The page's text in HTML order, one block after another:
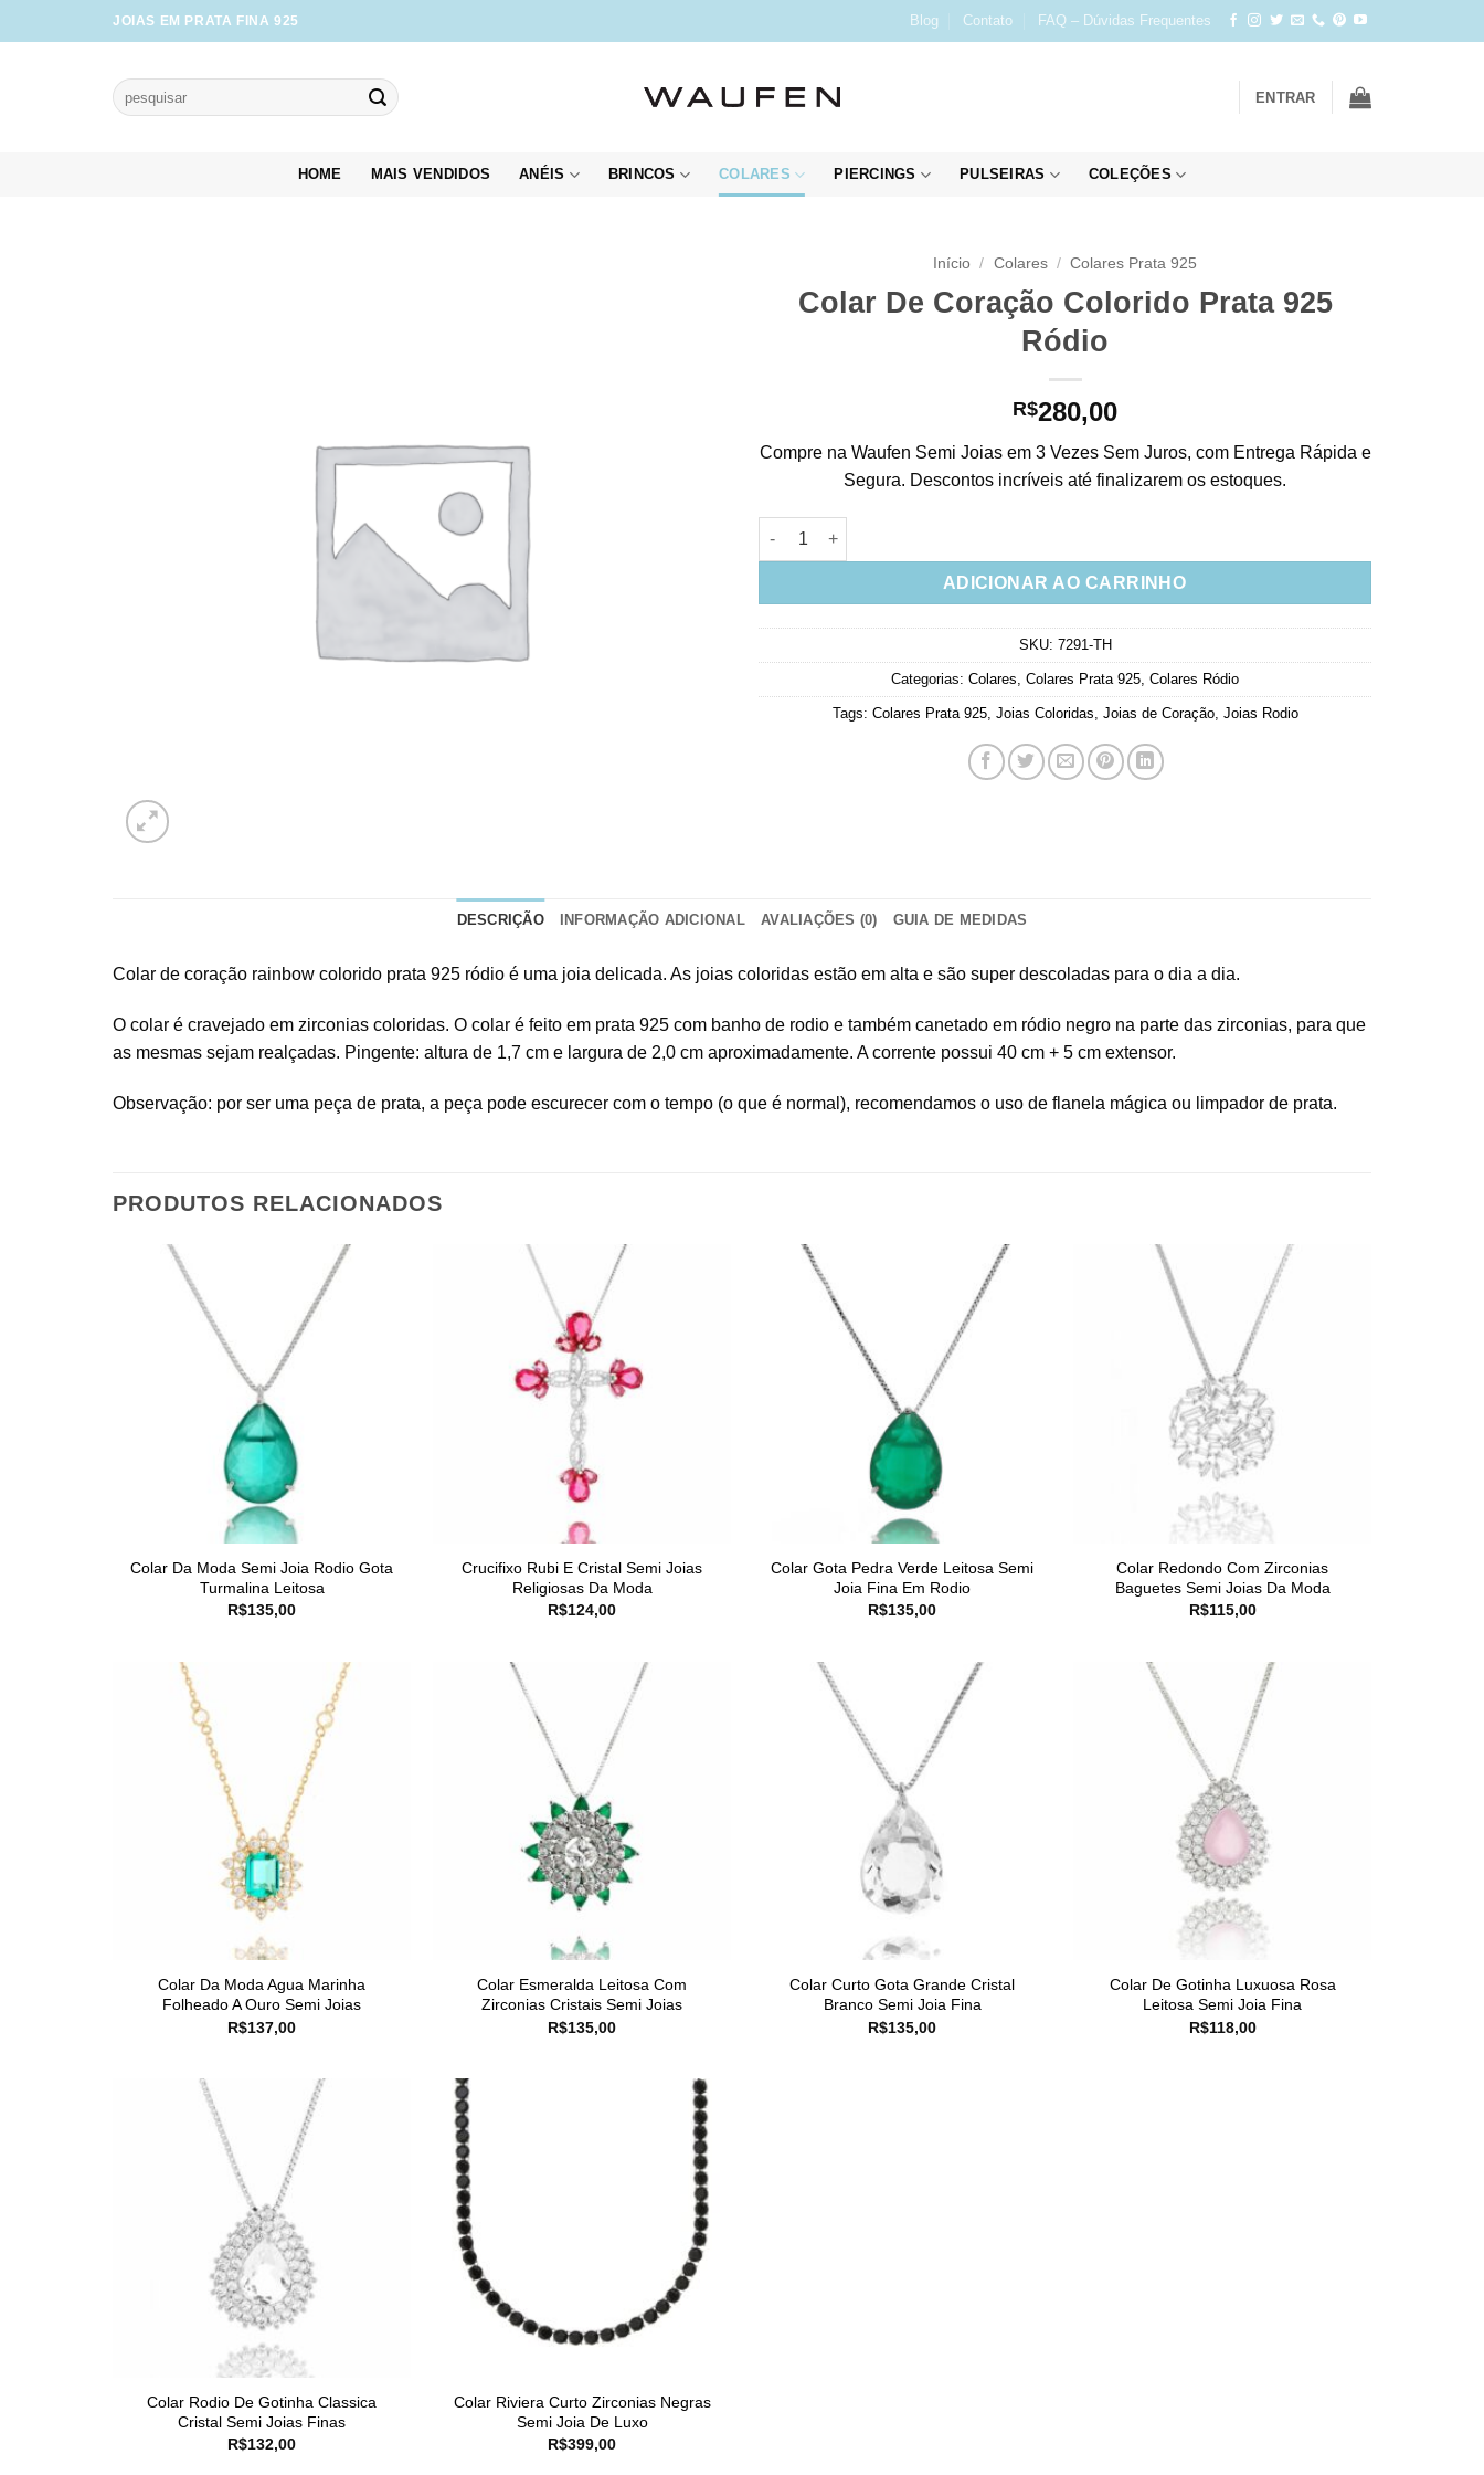
to
JOIAS EM PRATA FINA 925 Blog Contato FAQ – Dúvidas Frequentes
Pesquisar
por:
ENTRAR
HOME MAIS VENDIDOS ANÉIS BRINCOS COLARES PIERCINGS PULSEIRAS COLEÇÕES
Início / Colares / Colares Prata 925
Colar De Coração Colorido Prata 925
Ródio
R$280,00
Compre na Waufen Semi Joias em 3 Vezes Sem Juros, com Entrega Rápida e
Segura. Descontos incríveis até finalizarem os estoques.
Colar De Coração Colorido Prata 925 Ródio quantidade
ADICIONAR AO CARRINHO
SKU: 7291-TH
Categorias: Colares Colares Prata 925 Colares Ródio
Tags: Colares Prata 925, Joias Coloridas Joias de Coração, Joias Rodio
DESCRIÇÃO INFORMAÇÃO ADICIONAL AVALIAÇÕES (0) GUIA DE MEDIDAS
Colar de coração rainbow colorido prata 925 ródio é uma joia delicada. As joias coloridas estão em alta e são super descoladas para o dia a dia.
O colar é cravejado em zirconias coloridas. O colar é feito em prata 925 com banho de rodio e também canetado em ródio negro na parte das zirconias, para que
as mesmas sejam realçadas. Pingente: altura de 1,7 cm e largura de 2,0 cm aproximadamente. A corrente possui 40 cm + 5 cm extensor.
Observação: por ser uma peça de prata, a peça pode escurecer com o tempo (o que é normal), recomendamos o uso de flanela mágica ou limpador de prata.
PRODUTOS RELACIONADOS
Colar Da Moda Semi Joia Rodio Gota
Turmalina Leitosa
R$135,00
Crucifixo Rubi E Cristal Semi Joias
Religiosas Da Moda
R$124,00
Colar Gota Pedra Verde Leitosa Semi
Joia Fina Em Rodio
R$135,00
Colar Redondo Com Zirconias
Baguetes Semi Joias Da Moda
R$115,00
Colar Da Moda Agua Marinha
Folheado A Ouro Semi Joias
R$137,00
Colar Esmeralda Leitosa Com
Zirconias Cristais Semi Joias
R$135,00
Colar Curto Gota Grande Cristal
Branco Semi Joia Fina
R$135,00
Colar De Gotinha Luxuosa Rosa
Leitosa Semi Joia Fina
R$118,00
Colar Rodio De Gotinha Classica
Cristal Semi Joias Finas
R$132,00
Colar Riviera Curto Zirconias Negras
Semi Joia De Luxo
R$399,00